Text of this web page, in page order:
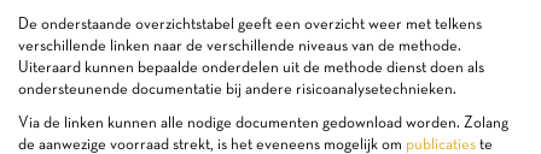
De onderstaande overzichtstabel geeft een overzicht weer met telkens
verschillende linken naar de verschillende niveaus van de methode.
Uiteraard kunnen bepaalde onderdelen uit de methode dienst doen als
ondersteunende documentatie bij andere risicoanalysetechnieken.
Via de linken kunnen alle nodige documenten gedownload worden. Zolang
de aanwezige voorraad strekt, is het eveneens mogelijk om publicaties te